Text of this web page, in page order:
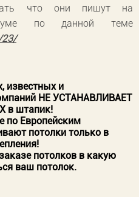
что они пишут на
по данной теме
23/
известных и
НЕ УСТАНАВЛИВАЕТ
в штапик!
по Европейским
потолки только в
потолков в какую
ваш потолок.